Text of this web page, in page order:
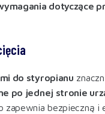
dotyczące
do styropianu
po jednej stronie
zapewnia bezpieczną i